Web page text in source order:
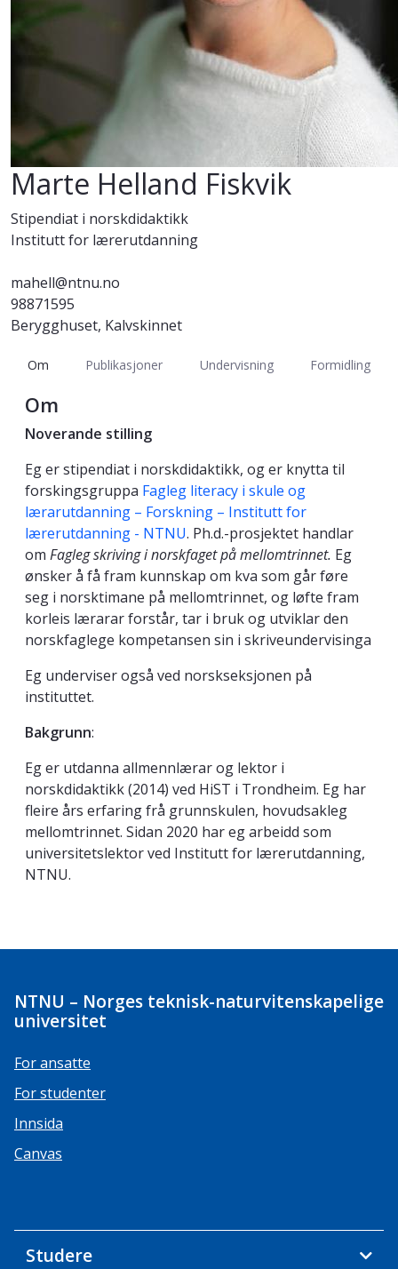
Marte Helland Fiskvik
Stipendiat i norskdidaktikk
Institutt for lærerutdanning
mahell@ntnu.no
98871595
Berygghuset, Kalvskinnet
Om Publikasjoner Undervisning Formidling
Om
Noverande stilling
Eg er stipendiat i norskdidaktikk, og er knytta til
forskingsgruppa Fagleg literacy i skule og
lærarutdanning – Forskning – Institutt for
lærerutdanning - NTNU. Ph.d.-prosjektet handlar
om Fagleg skriving i norskfaget på mellomtrinnet. Eg
ønsker å få fram kunnskap om kva som går føre
seg i norsktimane på mellomtrinnet, og løfte fram
korleis lærarar forstår, tar i bruk og utviklar den
norskfaglege kompetansen sin i skriveundervisinga
Eg underviser også ved norskseksjonen på
instituttet.
Bakgrunn:
Eg er utdanna allmennlærar og lektor i
norskdidaktikk (2014) ved HiST i Trondheim. Eg har
fleire års erfaring frå grunnskulen, hovudsakleg
mellomtrinnet. Sidan 2020 har eg arbeidd som
universitetslektor ved Institutt for lærerutdanning,
NTNU.
NTNU – Norges teknisk-naturvitenskapelige
universitet
For ansatte
For studenter
Innsida
Canvas
Studere